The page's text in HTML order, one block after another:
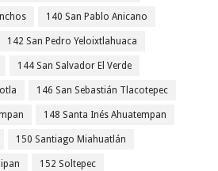
140 San Pablo Anicano
142 San Pedro Yeloixtlahuaca
144 San Salvador El Verde
146 San Sebastián Tlacotepec
148 Santa Inés Ahuatempan
150 Santiago Miahuatlán
152 Soltepec